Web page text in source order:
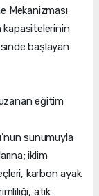
Mekanizması
kapasitelerinin
başlayan
eğitim
sunumuyla
iklim
karbon ayak
atık